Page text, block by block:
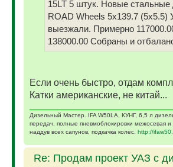
15LT 5 штук. Новые стальные
ROAD Wheels 5x139.7 (5x5.5)
выезжали. Примерно
138000.00 Собраны и
Если очень быстро, отдам
Катки американские, не китай...
Дизельный Мастер. IFA W50LA, КУНГ, 6,5 л
передач, полные пневмоблокировки межосевая
наддув всех сапунов, подкачка колес. http://
Re: Продам проект УАЗ с